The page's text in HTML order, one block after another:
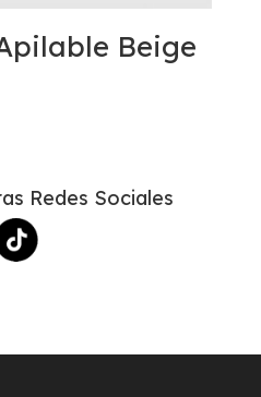
Beige
Redes Sociales